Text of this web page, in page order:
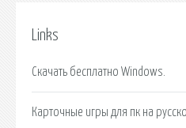
Links
Скачать бесплатно Windows.
Карточные игры для пк на